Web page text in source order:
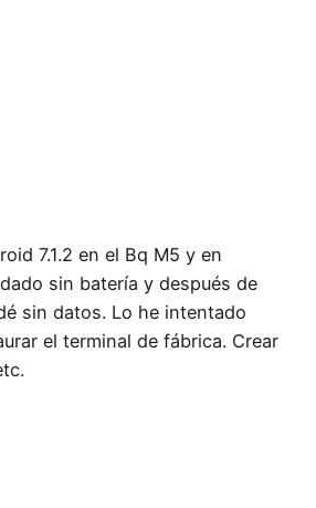
7.1.2 en el Bq M5 y en
sin batería y después de
sin datos. Lo he intentado
el terminal de fábrica. Crear